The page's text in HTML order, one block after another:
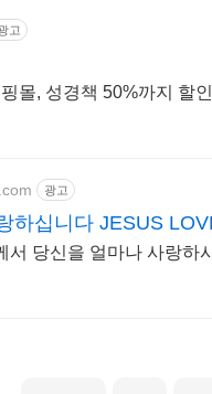
고
몰, 성경책 50%까지 할
광고
하십니다 JESUS
서 당신을 얼마나 사랑하